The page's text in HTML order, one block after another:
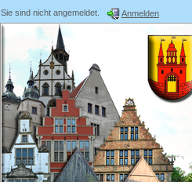
Sie sind nicht angemeldet. Anmelden